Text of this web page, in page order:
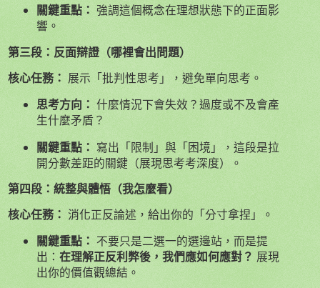
關鍵重點： 強調這個概念在理想狀態下的正面影
響。
第三段：反面辯證（哪裡會出問題）
核心任務： 展示「批判性思考」，避免單向思考。
思考方向： 什麼情況下會失效？過度或不及會產
生什麼矛盾？
關鍵重點： 寫出「限制」與「困境」，這段是拉
開分數差距的關鍵（展現思考考深度）。
第四段：統整與體悟（我怎麼看）
核心任務： 消化正反論述，給出你的「分寸拿捏」。
關鍵重點： 不要只是二選一的選邊站，而是提
出： 在理解正反利弊後，我們應如何應對？ 展現
出你的價值觀總結。